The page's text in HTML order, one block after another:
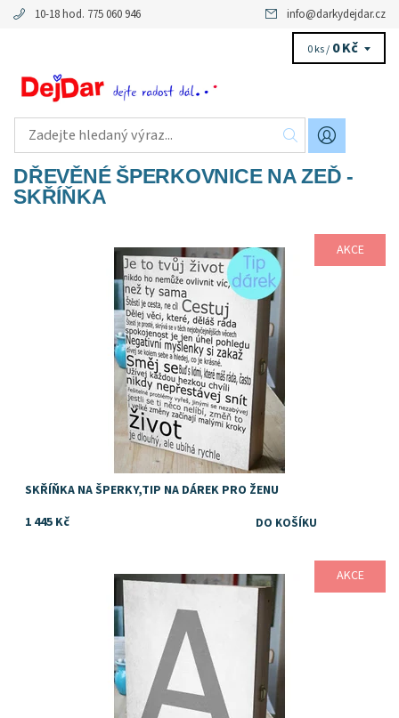
10-18 hod. 775 060 946 info@darkydejdar.cz
0 ks / 0 Kč
DŘEVĚNÉ ŠPERKOVNICE NA ZEĎ -
SKŘÍŇKA
AKCE
Skladem
SKŘÍŇKA NA ŠPERKY,TIP NA DÁREK PRO ŽENU
1 445 Kč
AKCE
Skladem
DejDar